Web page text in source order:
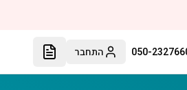
050- התחבר